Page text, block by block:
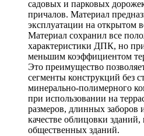
садовых и парковых
причалов. Материал
эксплуатации на открытом
Материал сохранил все
характеристики ДПК, но
меньшим коэффициентом
Это преимущество
сегменты конструкций без
минерально-полимерного
при использовании на
размеров, длинных заборов
качестве облицовки
общественных зданий.